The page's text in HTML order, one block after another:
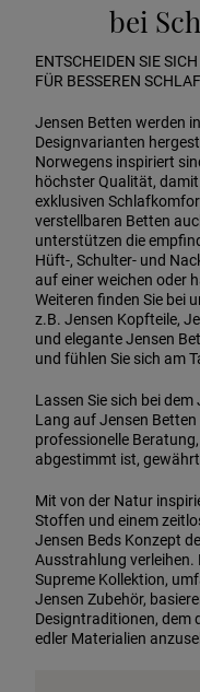
bei
ENTSCHEIDEN SIE
FÜR BESSEREN
Jensen Betten werden
Designvarianten
Norwegens inspiriert
höchster Qualität,
exklusiven
verstellbaren Betten
unterstützen die
Hüft-, Schulter- und
auf einer weichen oder
Weiteren finden Sie bei
z.B. Jensen Kopfteile,
und elegante Jensen
und fühlen Sie sich am
Lassen Sie sich bei
Lang auf Jensen
professionelle
abgestimmt ist,
Mit von der Natur
Stoffen und einem
Jensen Beds Konzept
Ausstrahlung verleihen.
Supreme Kollektion,
Jensen Zubehör,
Designtraditionen, dem
edler Materialien